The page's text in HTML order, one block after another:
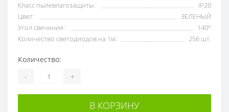
Класс пылевлагозащиты :
IP20
Цвет:
ЗЕЛЕНЫЙ
Угол свечения :
140°
Количество светодиодов на 1м:
256 шт.
Количество:
- +
В КОРЗИНУ